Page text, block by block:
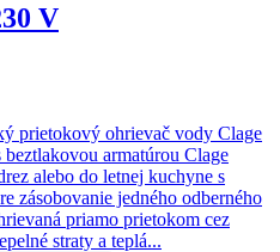
V
prietokový ohrievač vody Clage
armatúrou Clage
alebo do letnej kuchyne s
zásobovanie jedného odberného
priamo prietokom cez
straty a teplá...